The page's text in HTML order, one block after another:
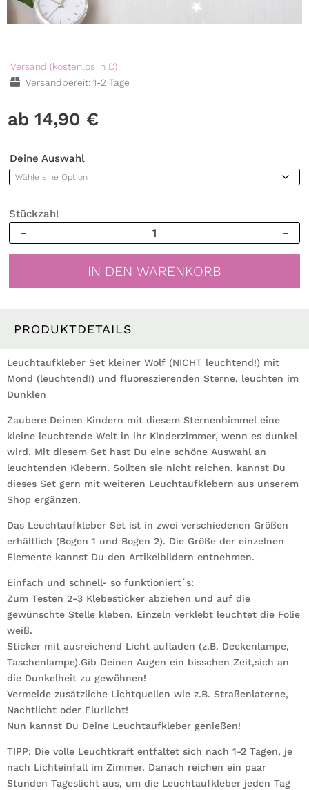
Versand (kostenlos in D)
Versandbereit: 1-2 Tage
14,90 €
Deine Auswahl
Stückzahl
kleiner
und
Sterne,
leuchten
im
Menge
IN DEN WARENKORB
PRODUKTDETAILS
Leuchtaufkleber Set kleiner Wolf (NICHT leuchtend!) mit
Mond (leuchtend!) und fluoreszierenden Sterne, leuchten im
Dunklen
Zaubere Deinen Kindern mit diesem Sternenhimmel eine
kleine leuchtende Welt in ihr Kinderzimmer, wenn es dunkel
wird. Mit diesem Set hast Du eine schöne Auswahl an
leuchtenden Klebern. Sollten sie nicht reichen, kannst Du
dieses Set gern mit weiteren Leuchtaufklebern aus unserem
Shop ergänzen.
Das Leuchtaufkleber Set ist in zwei verschiedenen Größen
erhältlich (Bogen 1 und Bogen 2). Die Größe der einzelnen
Elemente kannst Du den Artikelbildern entnehmen.
Einfach und schnell- so funktioniert`s:
Zum Testen 2-3 Klebesticker abziehen und auf die
gewünschte Stelle kleben. Einzeln verklebt leuchtet die Folie
weiß.
Sticker mit ausreichend Licht aufladen (z.B. Deckenlampe,
Taschenlampe).Gib Deinen Augen ein bisschen Zeit,sich an
die Dunkelheit zu gewöhnen!
Vermeide zusätzliche Lichtquellen wie z.B. Straßenlaterne,
Nachtlicht oder Flurlicht!
Nun kannst Du Deine Leuchtaufkleber genießen!
TIPP: Die volle Leuchtkraft entfaltet sich nach 1-2 Tagen, je
nach Lichteinfall im Zimmer. Danach reichen ein paar
Stunden Tageslicht aus, um die Leuchtaufkleber jeden Tag